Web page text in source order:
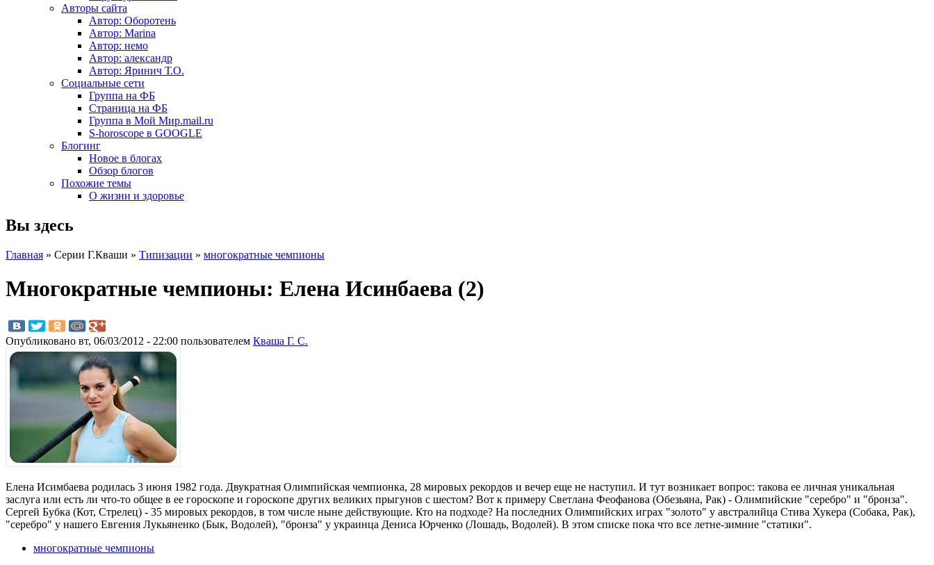
Авторы сайта
Автор: Оборотень
Автор: Marina
Автор: немo
Автор: александр
Автор: Яринич Т.О.
Социальные сети
Группа на ФБ
Страница на ФБ
Группа в Мой Мир.mail.ru
S-horoscope в GOOGLE
Блогинг
Новое в блогах
Обзор блогов
Похожие темы
О жизни и здоровье
Вы здесь
Главная » Серии Г.Кваши » Типизации » многократные чемпионы
Многократные чемпионы: Елена Исинбаева (2)
Опубликовано вт, 06/03/2012 - 22:00 пользователем Кваша Г. С.
Елена Исимбаева родилась 3 июня 1982 года. Двукратная Олимпийская чемпионка, 28 мировых рекордов и вечер еще не наступил. И тут возникает вопрос: такова ее личная уникальная
заслуга или есть ли что-то общее в ее гороскопе и гороскопе других великих прыгунов с шестом? Вот к примеру Светлана Феофанова (Обезьяна, Рак) - Олимпийские "серебро" и "бронза".
Сергей Бубка (Кот, Стрелец) - 35 мировых рекордов, в том числе ныне действующие. Кто на подходе? На последних Олимпийских играх "золото" у австралийца Стива Хукера (Собака, Рак),
"серебро" у нашего Евгения Лукьяненко (Бык, Водолей), "бронза" у украинца Дениса Юрченко (Лошадь, Водолей). В этом списке пока что все летне-зимние "статики".
многократные чемпионы